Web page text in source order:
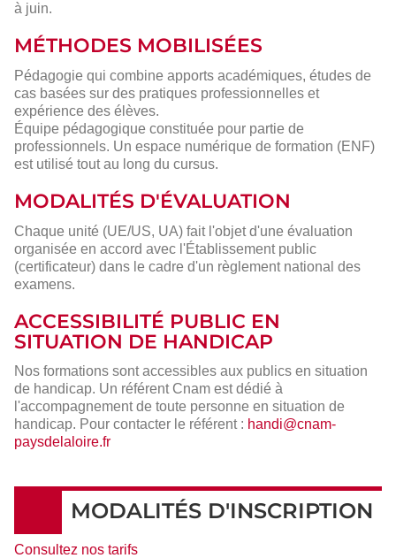
à juin.
MÉTHODES MOBILISÉES
Pédagogie qui combine apports académiques, études de
cas basées sur des pratiques professionnelles et
expérience des élèves.
Équipe pédagogique constituée pour partie de
professionnels. Un espace numérique de formation (ENF)
est utilisé tout au long du cursus.
MODALITÉS D'ÉVALUATION
Chaque unité (UE/US, UA) fait l'objet d'une évaluation
organisée en accord avec l'Établissement public
(certificateur) dans le cadre d'un règlement national des
examens.
ACCESSIBILITÉ PUBLIC EN
SITUATION DE HANDICAP
Nos formations sont accessibles aux publics en situation
de handicap. Un référent Cnam est dédié à
l'accompagnement de toute personne en situation de
handicap. Pour contacter le référent : handi@cnam-
paysdelaloire.fr
MODALITÉS D'INSCRIPTION
Consultez nos tarifs